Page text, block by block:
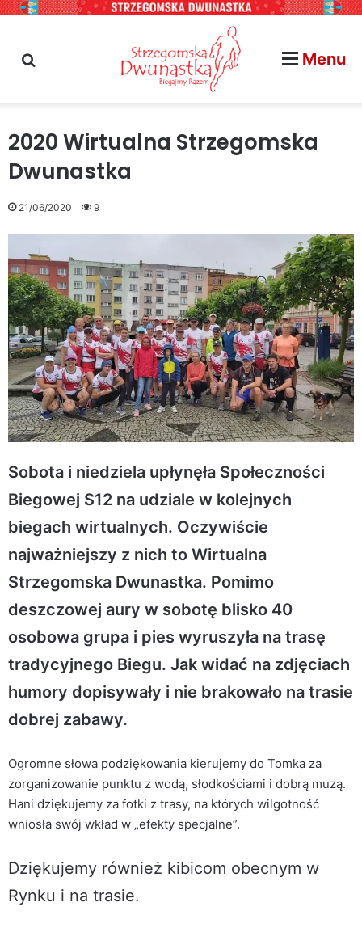
szukaj na stronie... Menu
2020 Wirtualna Strzegomska
Dwunastka
21/06/2020 9
Sobota i niedziela upłynęła Społeczności
Biegowej S12 na udziale w kolejnych
biegach wirtualnych. Oczywiście
najważniejszy z nich to Wirtualna
Strzegomska Dwunastka. Pomimo
deszczowej aury w sobotę blisko 40
osobowa grupa i pies wyruszyła na trasę
tradycyjnego Biegu. Jak widać na zdjęciach
humory dopisywały i nie brakowało na trasie
dobrej zabawy.
Ogromne słowa podziękowania kierujemy do Tomka za
zorganizowanie punktu z wodą, słodkościami i dobrą muzą.
Hani dziękujemy za fotki z trasy, na których wilgotność
wniosła swój wkład w „efekty specjalne”.
Dziękujemy również kibicom obecnym w
Rynku i na trasie.